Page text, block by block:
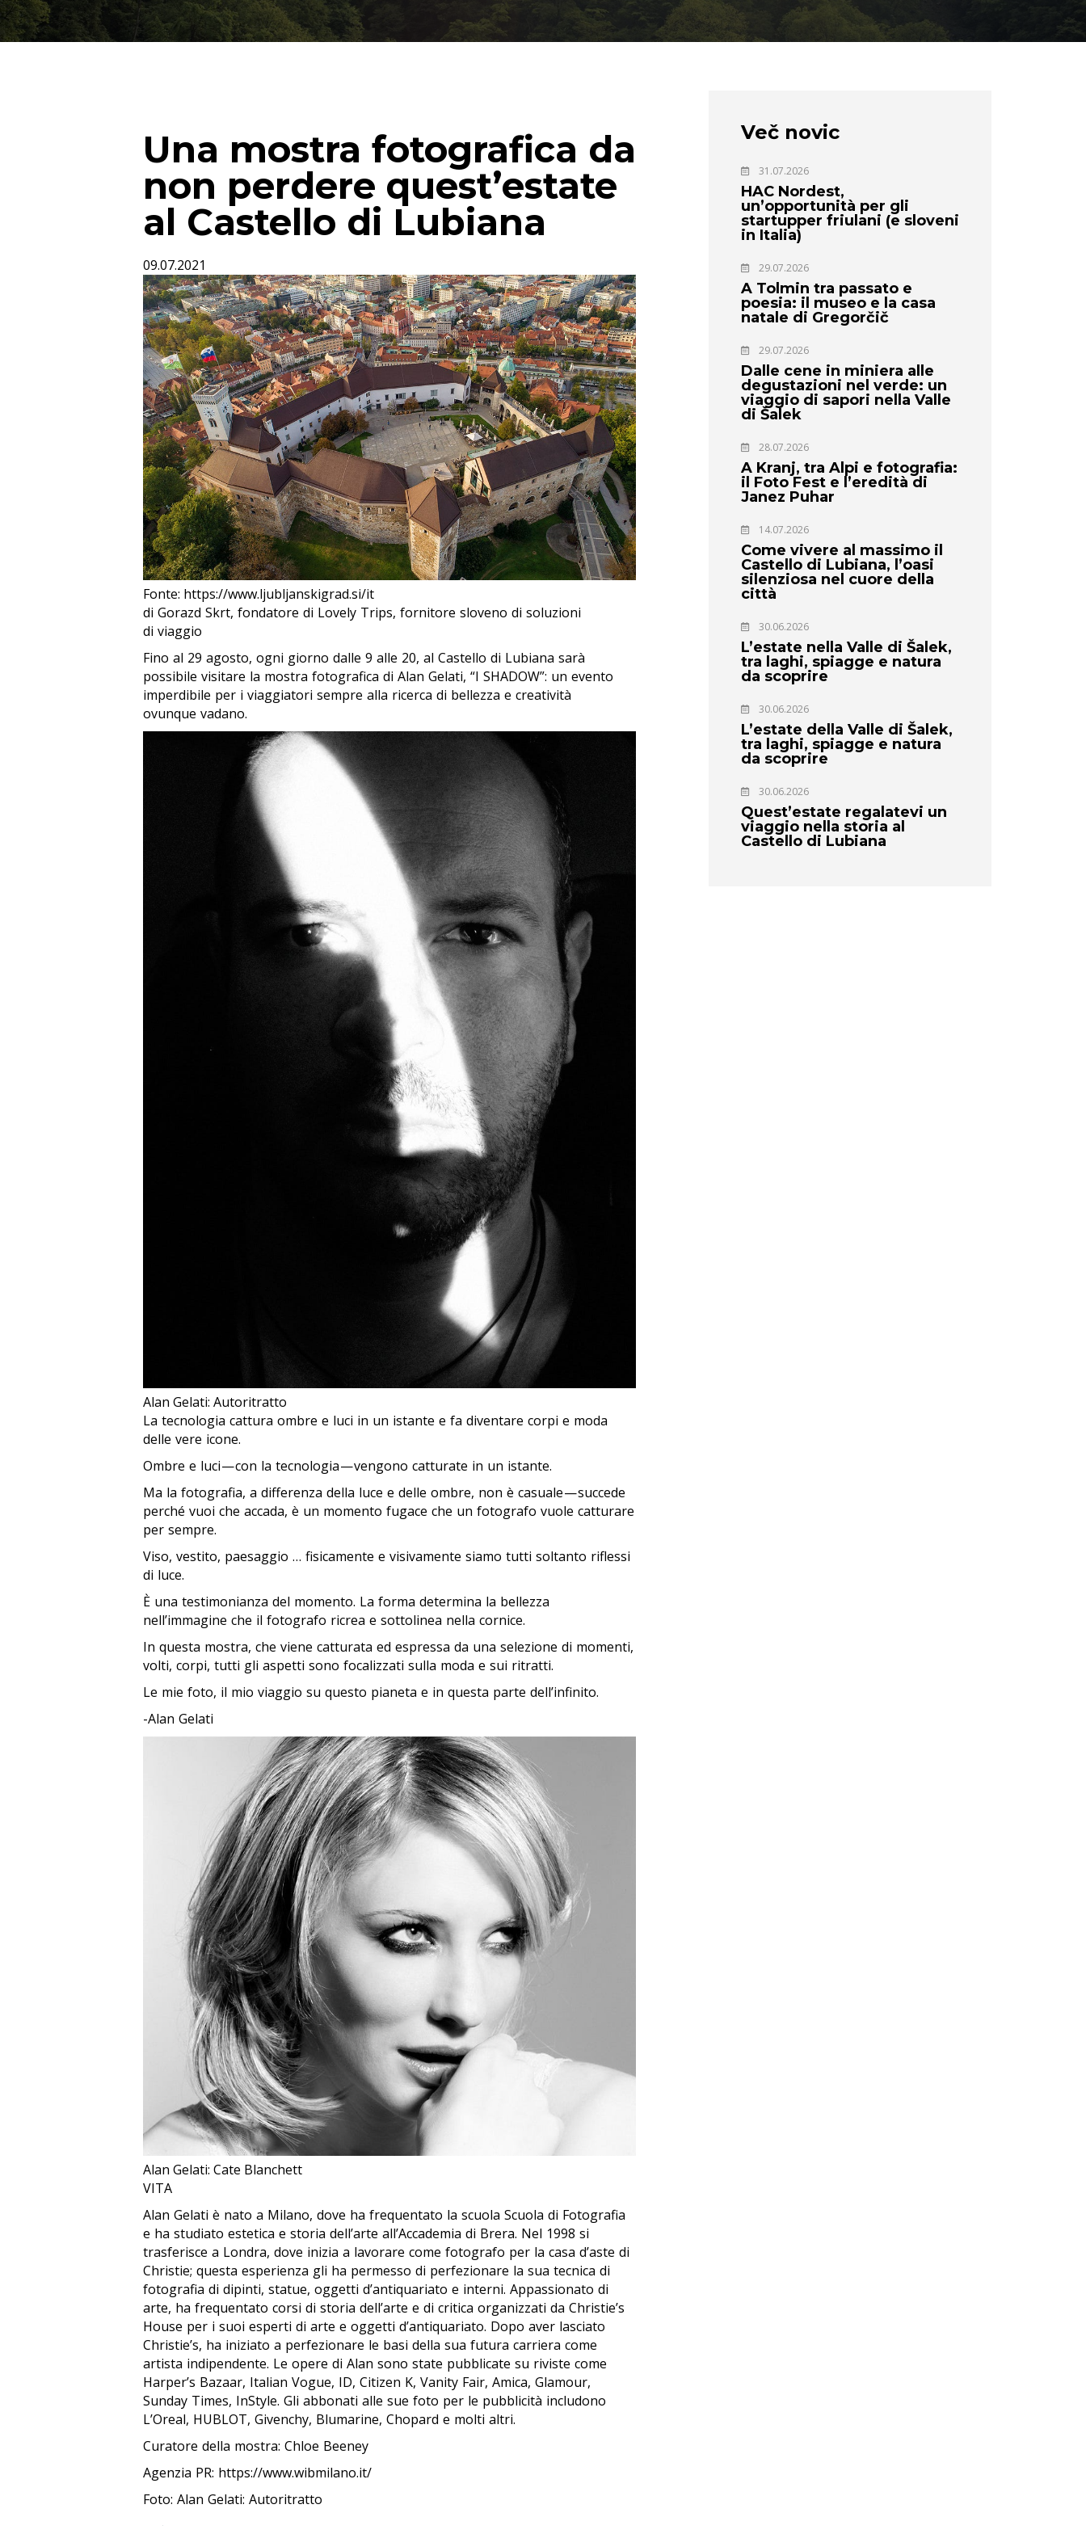
Una mostra fotografica da
non perdere quest’estate
al Castello di Lubiana
09.07.2021
Fonte: https://www.ljubljanskigrad.si/it
di Gorazd Skrt, fondatore di Lovely Trips, fornitore sloveno di soluzioni
di viaggio
Fino al 29 agosto, ogni giorno dalle 9 alle 20, al Castello di Lubiana sarà
possibile visitare la mostra fotografica di Alan Gelati, “I SHADOW”: un evento
imperdibile per i viaggiatori sempre alla ricerca di bellezza e creatività
ovunque vadano.
Alan Gelati: Autoritratto
La tecnologia cattura ombre e luci in un istante e fa diventare corpi e moda
delle vere icone.
Ombre e luci — con la tecnologia — vengono catturate in un istante.
Ma la fotografia, a differenza della luce e delle ombre, non è casuale — succede
perché vuoi che accada, è un momento fugace che un fotografo vuole catturare
per sempre.
Viso, vestito, paesaggio … fisicamente e visivamente siamo tutti soltanto riflessi
di luce.
È una testimonianza del momento. La forma determina la bellezza
nell’immagine che il fotografo ricrea e sottolinea nella cornice.
In questa mostra, che viene catturata ed espressa da una selezione di momenti,
volti, corpi, tutti gli aspetti sono focalizzati sulla moda e sui ritratti.
Le mie foto, il mio viaggio su questo pianeta e in questa parte dell’infinito.
-Alan Gelati
Alan Gelati: Cate Blanchett
VITA
Alan Gelati è nato a Milano, dove ha frequentato la scuola Scuola di Fotografia
e ha studiato estetica e storia dell’arte all’Accademia di Brera. Nel 1998 si
trasferisce a Londra, dove inizia a lavorare come fotografo per la casa d’aste di
Christie; questa esperienza gli ha permesso di perfezionare la sua tecnica di
fotografia di dipinti, statue, oggetti d’antiquariato e interni. Appassionato di
arte, ha frequentato corsi di storia dell’arte e di critica organizzati da Christie’s
House per i suoi esperti di arte e oggetti d’antiquariato. Dopo aver lasciato
Christie’s, ha iniziato a perfezionare le basi della sua futura carriera come
artista indipendente. Le opere di Alan sono state pubblicate su riviste come
Harper’s Bazaar, Italian Vogue, ID, Citizen K, Vanity Fair, Amica, Glamour,
Sunday Times, InStyle. Gli abbonati alle sue foto per le pubblicità includono
L’Oreal, HUBLOT, Givenchy, Blumarine, Chopard e molti altri.
Curatore della mostra: Chloe Beeney
Agenzia PR: https://www.wibmilano.it/
Foto: Alan Gelati: Autoritratto
Več novic
31.07.2026
HAC Nordest,
un’opportunità per gli
startupper friulani (e sloveni
in Italia)
29.07.2026
A Tolmin tra passato e
poesia: il museo e la casa
natale di Gregorčič
29.07.2026
Dalle cene in miniera alle
degustazioni nel verde: un
viaggio di sapori nella Valle
di Šalek
28.07.2026
A Kranj, tra Alpi e fotografia:
il Foto Fest e l’eredità di
Janez Puhar
14.07.2026
Come vivere al massimo il
Castello di Lubiana, l’oasi
silenziosa nel cuore della
città
30.06.2026
L’estate nella Valle di Šalek,
tra laghi, spiagge e natura
da scoprire
30.06.2026
L’estate della Valle di Šalek,
tra laghi, spiagge e natura
da scoprire
30.06.2026
Quest’estate regalatevi un
viaggio nella storia al
Castello di Lubiana